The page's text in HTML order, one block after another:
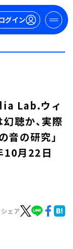
グイン
Lab.ウィ
聴か、実際
音の研究」
月22日
ェア